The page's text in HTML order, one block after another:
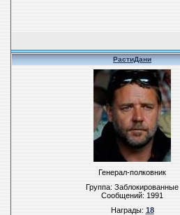
РастиДани
Генерал-полковник
Группа: Заблокированные
Сообщений:1991
Награды:18